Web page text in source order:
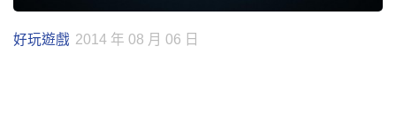
好玩遊戲 2014 年 08 月 06 日